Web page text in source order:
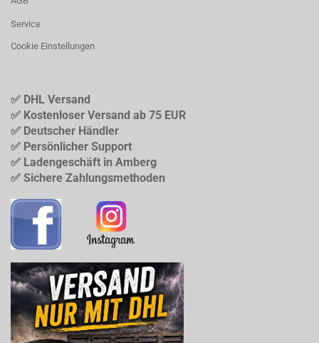
Service
Cookie Einstellungen
✅ DHL Versand
✅ Kostenloser Versand ab 75 EUR
✅ Deutscher Händler
✅ Persönlicher Support
✅ Ladengeschäft in Amberg
✅ Sichere Zahlungsmethoden